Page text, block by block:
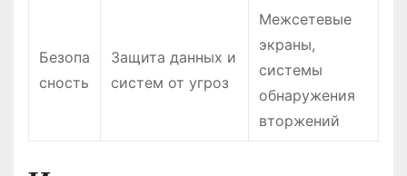
Безопа
сность
Защита данных и
систем от угроз
Межсетевые
экраны,
системы
обнаружения
вторжений